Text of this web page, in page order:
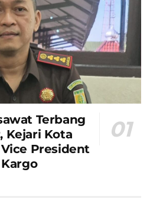
Terbang
Kejari Kota
President